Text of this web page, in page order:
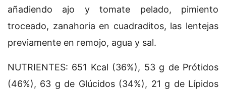
añadiendo ajo y tomate pelado, pimiento
troceado, zanahoria en cuadraditos, las lentejas
previamente en remojo, agua y sal.
NUTRIENTES: 651 Kcal (36%), 53 g de Prótidos
(46%), 63 g de Glúcidos (34%), 21 g de Lípidos